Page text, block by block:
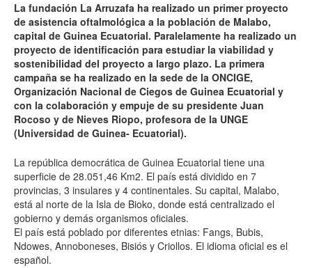
La fundación La Arruzafa ha realizado un primer proyecto
de asistencia oftalmológica a la población de Malabo,
capital de Guinea Ecuatorial. Paralelamente ha realizado un
proyecto de identificación para estudiar la viabilidad y
sostenibilidad del proyecto a largo plazo. La primera
campaña se ha realizado en la sede de la ONCIGE,
Organización Nacional de Ciegos de Guinea Ecuatorial y
con la colaboración y empuje de su presidente Juan
Rocoso y de Nieves Riopo, profesora de la UNGE
(Universidad de Guinea- Ecuatorial).
La república democrática de Guinea Ecuatorial tiene una
superficie de 28.051,46 Km2. El país está dividido en 7
provincias, 3 insulares y 4 continentales. Su capital, Malabo,
está al norte de la Isla de Bioko, donde está centralizado el
gobierno y demás organismos oficiales.
El país está poblado por diferentes etnias: Fangs, Bubis,
Ndowes, Annoboneses, Bisiós y Criollos. El idioma oficial es el
español.